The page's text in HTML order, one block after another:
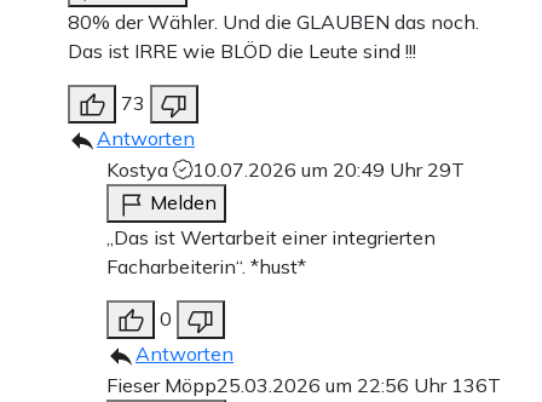
80% der Wähler. Und die GLAUBEN das noch.
Das ist IRRE wie BLÖD die Leute sind !!!
73
Antworten
Kostya
10.07.2026 um 20:49 Uhr 29T
Melden
„Das ist Wertarbeit einer integrierten
Facharbeiterin“. *hust*
0
Antworten
Fieser Möpp25.03.2026 um 22:56 Uhr 136T